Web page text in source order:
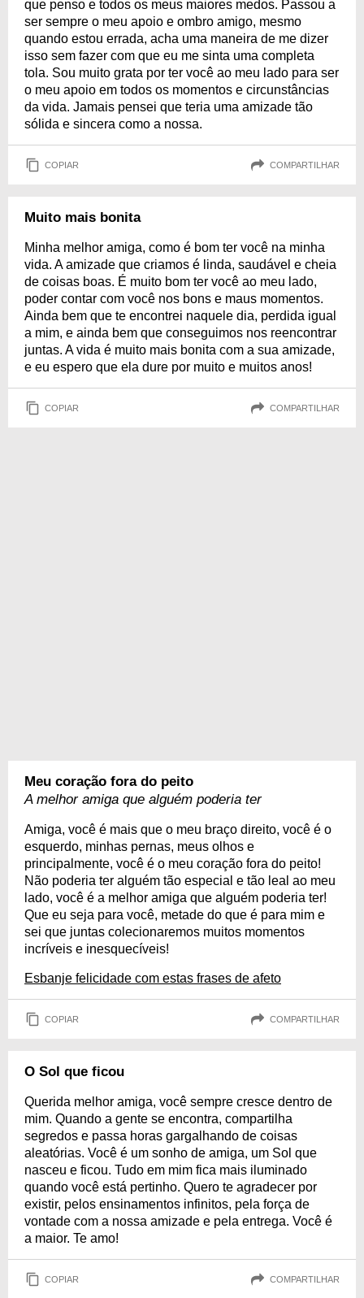
que penso e todos os meus maiores medos. Passou a
ser sempre o meu apoio e ombro amigo, mesmo
quando estou errada, acha uma maneira de me dizer
isso sem fazer com que eu me sinta uma completa
tola. Sou muito grata por ter você ao meu lado para ser
o meu apoio em todos os momentos e circunstâncias
da vida. Jamais pensei que teria uma amizade tão
sólida e sincera como a nossa.
COPIAR COMPARTILHAR
Muito mais bonita
Minha melhor amiga, como é bom ter você na minha
vida. A amizade que criamos é linda, saudável e cheia
de coisas boas. É muito bom ter você ao meu lado,
poder contar com você nos bons e maus momentos.
Ainda bem que te encontrei naquele dia, perdida igual
a mim, e ainda bem que conseguimos nos reencontrar
juntas. A vida é muito mais bonita com a sua amizade,
e eu espero que ela dure por muito e muitos anos!
COPIAR COMPARTILHAR
Meu coração fora do peito
A melhor amiga que alguém poderia ter
Amiga, você é mais que o meu braço direito, você é o
esquerdo, minhas pernas, meus olhos e
principalmente, você é o meu coração fora do peito!
Não poderia ter alguém tão especial e tão leal ao meu
lado, você é a melhor amiga que alguém poderia ter!
Que eu seja para você, metade do que é para mim e
sei que juntas colecionaremos muitos momentos
incríveis e inesquecíveis!
Esbanje felicidade com estas frases de afeto
COPIAR COMPARTILHAR
O Sol que ficou
Querida melhor amiga, você sempre cresce dentro de
mim. Quando a gente se encontra, compartilha
segredos e passa horas gargalhando de coisas
aleatórias. Você é um sonho de amiga, um Sol que
nasceu e ficou. Tudo em mim fica mais iluminado
quando você está pertinho. Quero te agradecer por
existir, pelos ensinamentos infinitos, pela força de
vontade com a nossa amizade e pela entrega. Você é
a maior. Te amo!
COPIAR COMPARTILHAR